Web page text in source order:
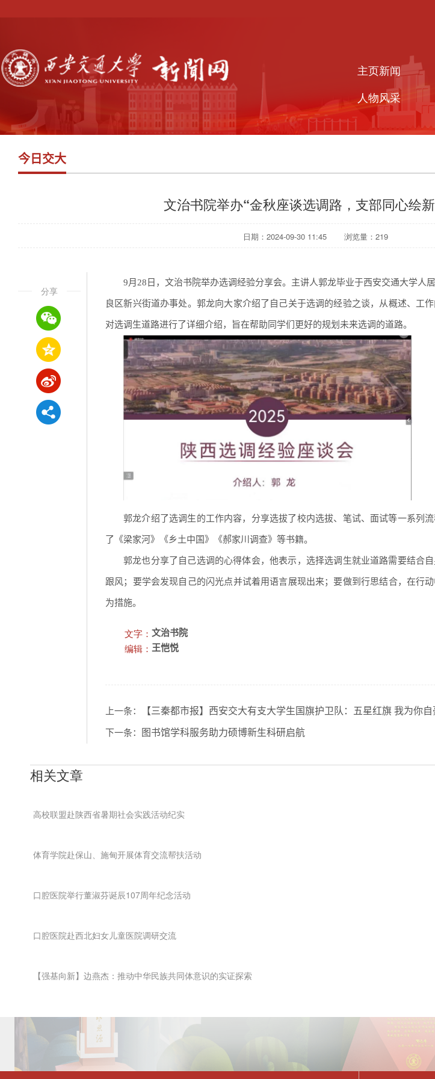
主页新闻
人物风采
今日交大
分享
文治书院举办“金秋座谈选调路，支部同心绘
日期：2024-09-30 11:45 浏览量： 219
9月28日，文治书院举办选调经验分享会。主讲人郭龙毕业于西安交通大学人
良区新兴街道办事处。郭龙向大家介绍了自己关于选调的经验之谈，从概述、工
对选调生道路进行了详细介绍，旨在帮助同学们更好的规划未来选调的道路。
郭龙介绍了选调生的工作内容，分享选拔了校内选拔、笔试、面试等一系列
了《梁家河》《乡土中国》《郝家川调查》等书籍。
郭龙也分享了自己选调的心得体会，他表示，选择选调生就业道路需要结合
跟风；要学会发现自己的闪光点并试着用语言展现出来；要做到行思结合，在行
为措施。
文字： 文治书院
编辑： 王恺悦
上一条： 【三秦都市报】西安交大有支大学生国旗护卫队：五星红旗 我为你自
下一条： 图书馆学科服务助力硕博新生科研启航
相关文章
高校联盟赴陕西省暑期社会实践活动纪实
体育学院赴保山、施甸开展体育交流帮扶活动
口腔医院举行董淑芬诞辰107周年纪念活动
口腔医院赴西北妇女儿童医院调研交流
【强基向新】边燕杰：推动中华民族共同体意识的实证探索